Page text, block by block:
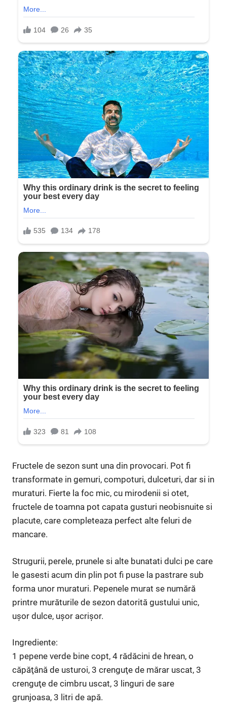
Fructele de sezon sunt una din provocari. Pot fi
transformate in gemuri, compoturi, dulceturi, dar si in
muraturi. Fierte la foc mic, cu mirodenii si otet,
fructele de toamna pot capata gusturi neobisnuite si
placute, care completeaza perfect alte feluri de
mancare.
Strugurii, perele, prunele si alte bunatati dulci pe care
le gasesti acum din plin pot fi puse la pastrare sub
forma unor muraturi. Pepenele murat se numără
printre murăturile de sezon datorită gustului unic,
uşor dulce, uşor acrişor.
Ingrediente:
1 pepene verde bine copt, 4 rădăcini de hrean, o
căpăţână de usturoi, 3 crenguţe de mărar uscat, 3
crenguţe de cimbru uscat, 3 linguri de sare
grunjoasa, 3 litri de apă.